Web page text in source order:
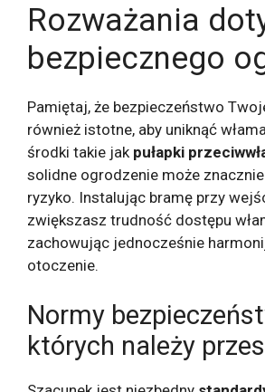
Rozważania
bezpiecznego
Pamiętaj, że bezpieczeństwo
również istotne, aby uniknąć
środki takie jak pułapki
solidne ogrodzenie może
ryzyko. Instalując bramę przy
zwiększasz trudność dostępu
zachowując jednocześnie
otoczenie.
Normy
których należy